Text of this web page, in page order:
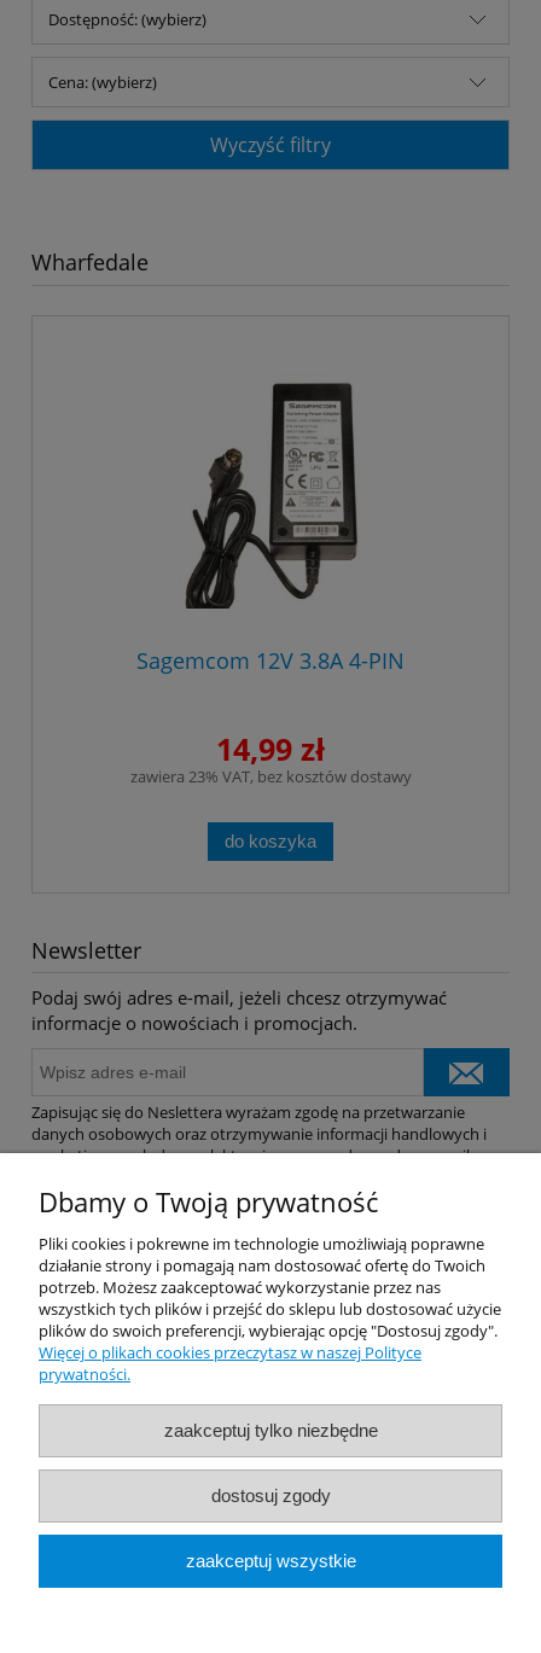
Dostępność: (wybierz)
Cena: (wybierz)
Wyczyść filtry
Wharfedale
Sagemcom 12V 3.8A 4-PIN
14,99 zł
zawiera 23% VAT, bez kosztów dostawy
do koszyka
Newsletter
Podaj swój adres e-mail, jeżeli chcesz otrzymywać
informacje o nowościach i promocjach.
Zapisując się do Neslettera wyrażam zgodę na przetwarzanie
danych osobowych oraz otrzymywanie informacji handlowych i
marketingowych drogą elektroniczną na podany adres e-mail.
Pomoc
Dostawa
Moje konto
O firmie
Rekomendowane Strony
Dbamy o Twoją prywatność
Pliki cookies i pokrewne im technologie umożliwiają poprawne
działanie strony i pomagają nam dostosować ofertę do Twoich
potrzeb. Możesz zaakceptować wykorzystanie przez nas
wszystkich tych plików i przejść do sklepu lub dostosować użycie
plików do swoich preferencji, wybierając opcję "Dostosuj zgody".
Więcej o plikach cookies przeczytasz w naszej Polityce
prywatności.
zaakceptuj tylko niezbędne
dostosuj zgody
zaakceptuj wszystkie